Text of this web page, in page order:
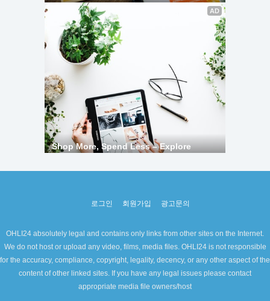
로그인 회원가입 광고문의
OHLI24 absolutely legal and contains only links from other sites on the Internet.
We do not host or upload any video, films, media files. OHLI24 is not responsible
for the accuracy, compliance, copyright, legality, decency, or any other aspect of the
content of other linked sites. If you have any legal issues please contact
appropriate media file owners/host